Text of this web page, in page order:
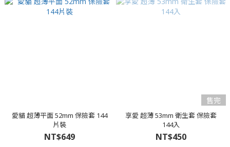
愛貓 超薄平面 52mm 保險套 144
片裝
NT$649
售完
享愛 超薄 53mm 衛生套 保險套
144入
NT$450